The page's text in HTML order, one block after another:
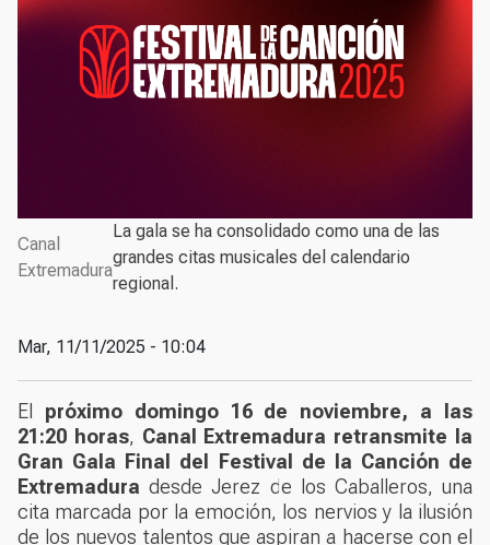
Canal
Extremadura
La gala se ha consolidado como una de las
grandes citas musicales del calendario
regional.
Mar, 11/11/2025 - 10:04
El
próximo domingo 16 de noviembre, a las
21:20 horas, Canal Extremadura retransmite la
Gran Gala Final del Festival de la Canción de
Extremadura desde Jerez de los Caballeros, una
cita marcada por la emoción, los nervios y la ilusión
de los nuevos talentos que aspiran a hacerse con el